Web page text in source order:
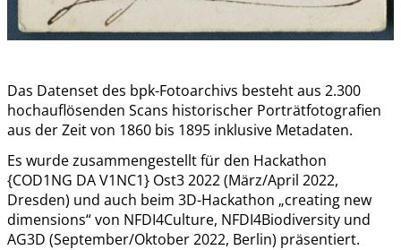
Das Datenset des bpk-Fotoarchivs besteht aus 2.300
hochauflösenden Scans historischer Porträtfotografien
aus der Zeit von 1860 bis 1895 inklusive Metadaten.
Es wurde zusammengestellt für den Hackathon
{COD1NG DA V1NC1} Ost3 2022 (März/April 2022,
Dresden) und auch beim 3D-Hackathon „creating new
dimensions“ von NFDI4Culture, NFDI4Biodiversity und
AG3D (September/Oktober 2022, Berlin) präsentiert.